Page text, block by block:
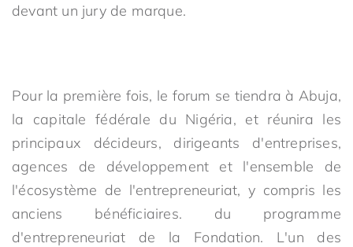
devant un jury de marque.
Pour la première fois, le forum se tiendra à Abuja,
la capitale fédérale du Nigéria, et réunira les
principaux décideurs, dirigeants d'entreprises,
agences de développement et l'ensemble de
l'écosystème de l'entrepreneuriat, y compris les
anciens bénéficiaires. du programme
d'entrepreneuriat de la Fondation. L'un des